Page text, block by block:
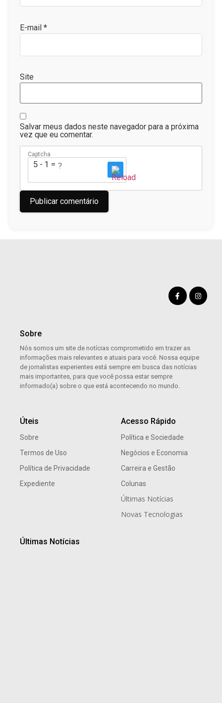
E-mail *
Site
Salvar meus dados neste navegador para a próxima
vez que eu comentar.
Captcha
5 - 1 = ?
Sobre
Nós somos um site de notícias comprometido em trazer as
informações mais relevantes e atuais para você. Nossa equipe
de jornalistas experientes está sempre em busca das notícias
mais importantes, para que você possa estar sempre
informado(a) sobre o que está acontecendo no mundo.
Úteis
Sobre
Termos de Uso
Política de Privacidade
Expediente
Acesso Rápido
Política e Sociedade
Negócios e Economia
Carreira e Gestão
Colunas
Últimas Notícias
Novas Tecnologias
Últimas Notícias